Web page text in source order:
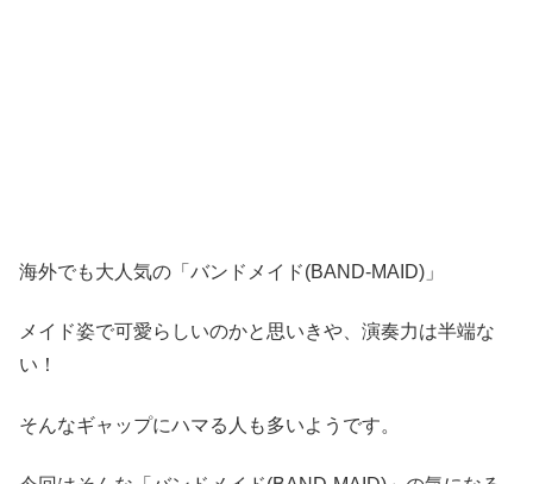
海外でも大人気の「バンドメイド(BAND-MAID)」
メイド姿で可愛らしいのかと思いきや、演奏力は半端な
い！
そんなギャップにハマる人も多いようです。